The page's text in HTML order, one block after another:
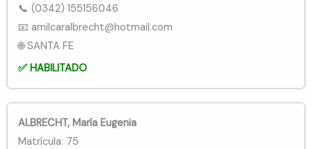
📞 (0342) 155156046
📧 amilcaralbrecht@hotmail.com
🌐 SANTA FE
✅ HABILITADO
ALBRECHT, María Eugenia
Matrícula: 75